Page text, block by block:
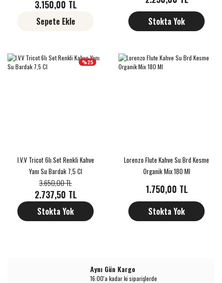
3.150,00 TL
Sepete Ekle Stokta Yok
%25
I.V.V Tricot 6lı Set Renkli Kahve
Yanı Su Bardak 7,5 Cl
2.737,50 TL
3.650,00 TL
Stokta Yok
Lorenzo Flute Kahve Su Brd Kesme
Organik Mix 180 Ml
1.750,00 TL
Stokta Yok
Aynı Gün Kargo
16:00'a kadar ki siparişlerde